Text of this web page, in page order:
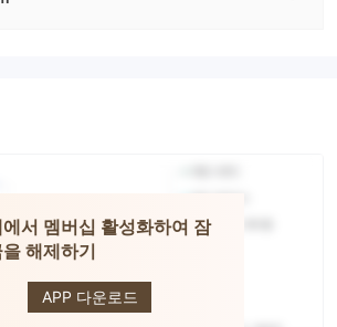
에서 멤버십 활성화하여 잠
을 해제하기
APP 다운로드
Fortrade